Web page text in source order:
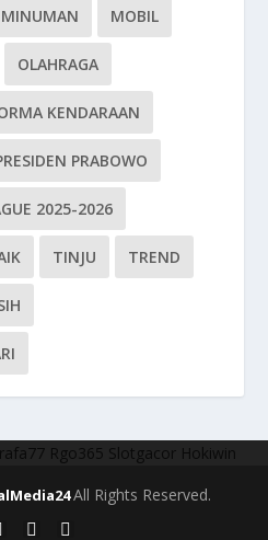
MINUMAN MOBIL
OLAHRAGA
KENDARAAN
PRABOWO
2025-2026
TINJU TREND
rafa77 Rgo365 Slotgacor Hokiwin
All Rights Reserved.